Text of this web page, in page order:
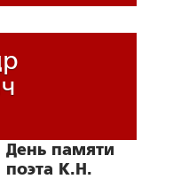
День памяти
поэта К.Н.